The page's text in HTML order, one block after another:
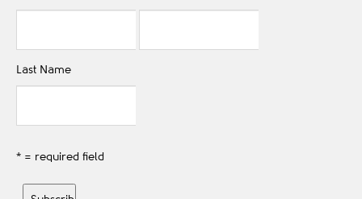
Last Name
* = required field